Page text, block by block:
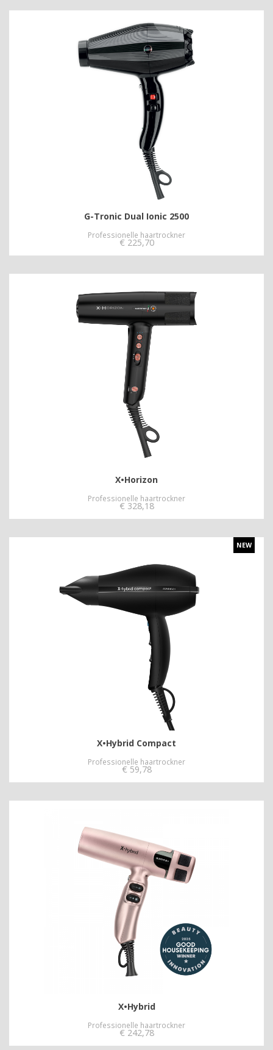
G-Tronic Dual Ionic 2500
Professionelle haartrockner
€ 225,70
X•Horizon
Professionelle haartrockner
€ 328,18
NEW
X•Hybrid Compact
Professionelle haartrockner
€ 59,78
X•Hybrid
Professionelle haartrockner
€ 242,78